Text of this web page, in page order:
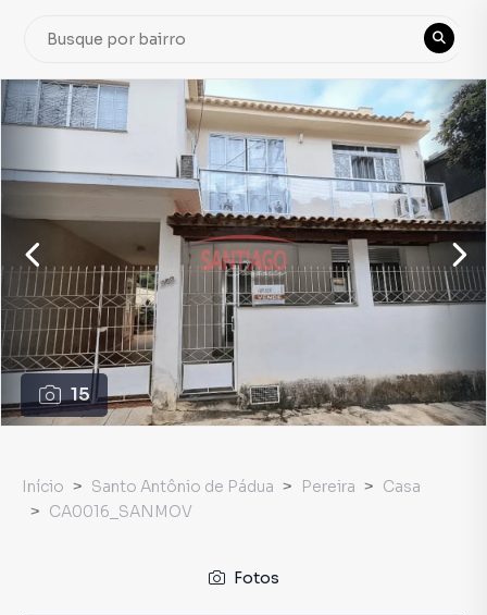
15
Início Santo Antônio de Pádua Pereira
Casa
CA0016_SANMOV
Fotos